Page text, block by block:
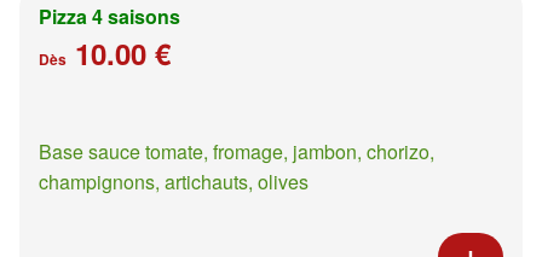
Pizza 4 saisons
Dès 10.00 €
Base sauce tomate, fromage, jambon, chorizo,
champignons, artichauts, olives